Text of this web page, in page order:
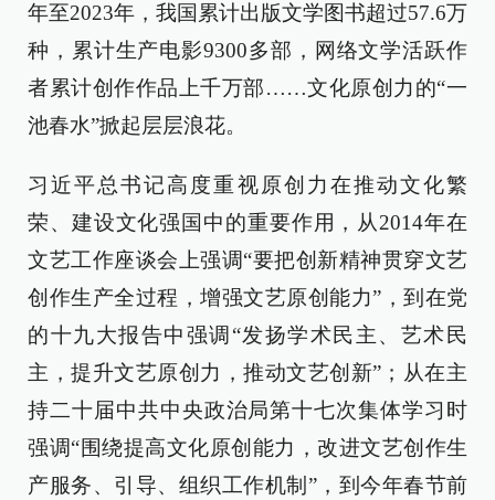
年至2023年，我国累计出版文学图书超过57.6万
种，累计生产电影9300多部，网络文学活跃作
者累计创作作品上千万部……文化原创力的“一
池春水”掀起层层浪花。
习近平总书记高度重视原创力在推动文化繁
荣、建设文化强国中的重要作用，从2014年在
文艺工作座谈会上强调“要把创新精神贯穿文艺
创作生产全过程，增强文艺原创能力”，到在党
的十九大报告中强调“发扬学术民主、艺术民
主，提升文艺原创力，推动文艺创新”；从在主
持二十届中共中央政治局第十七次集体学习时
强调“围绕提高文化原创能力，改进文艺创作生
产服务、引导、组织工作机制”，到今年春节前